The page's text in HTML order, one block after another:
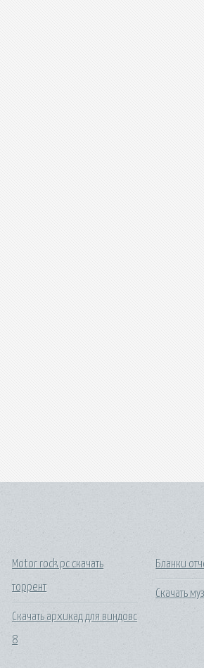
Motor rock pc скачать
торрент
Скачать архикад для виндовс
8
Бланки
Скачать